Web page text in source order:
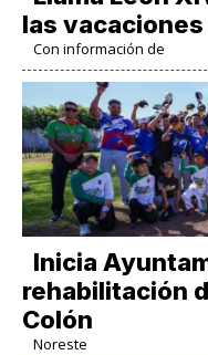
las
Con información de
Inicia
rehabilitación
Colón
Noreste